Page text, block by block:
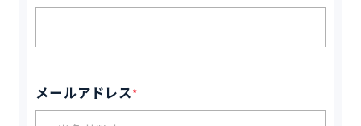
メールアドレス*